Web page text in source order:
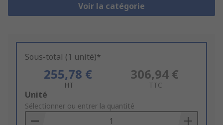
Voir la catégorie
Sous-total (1 unité)*
255,78 €
HT
306,94 €
TTC
Add
to
Basket
Unité
Sélectionner ou entrer la quantité